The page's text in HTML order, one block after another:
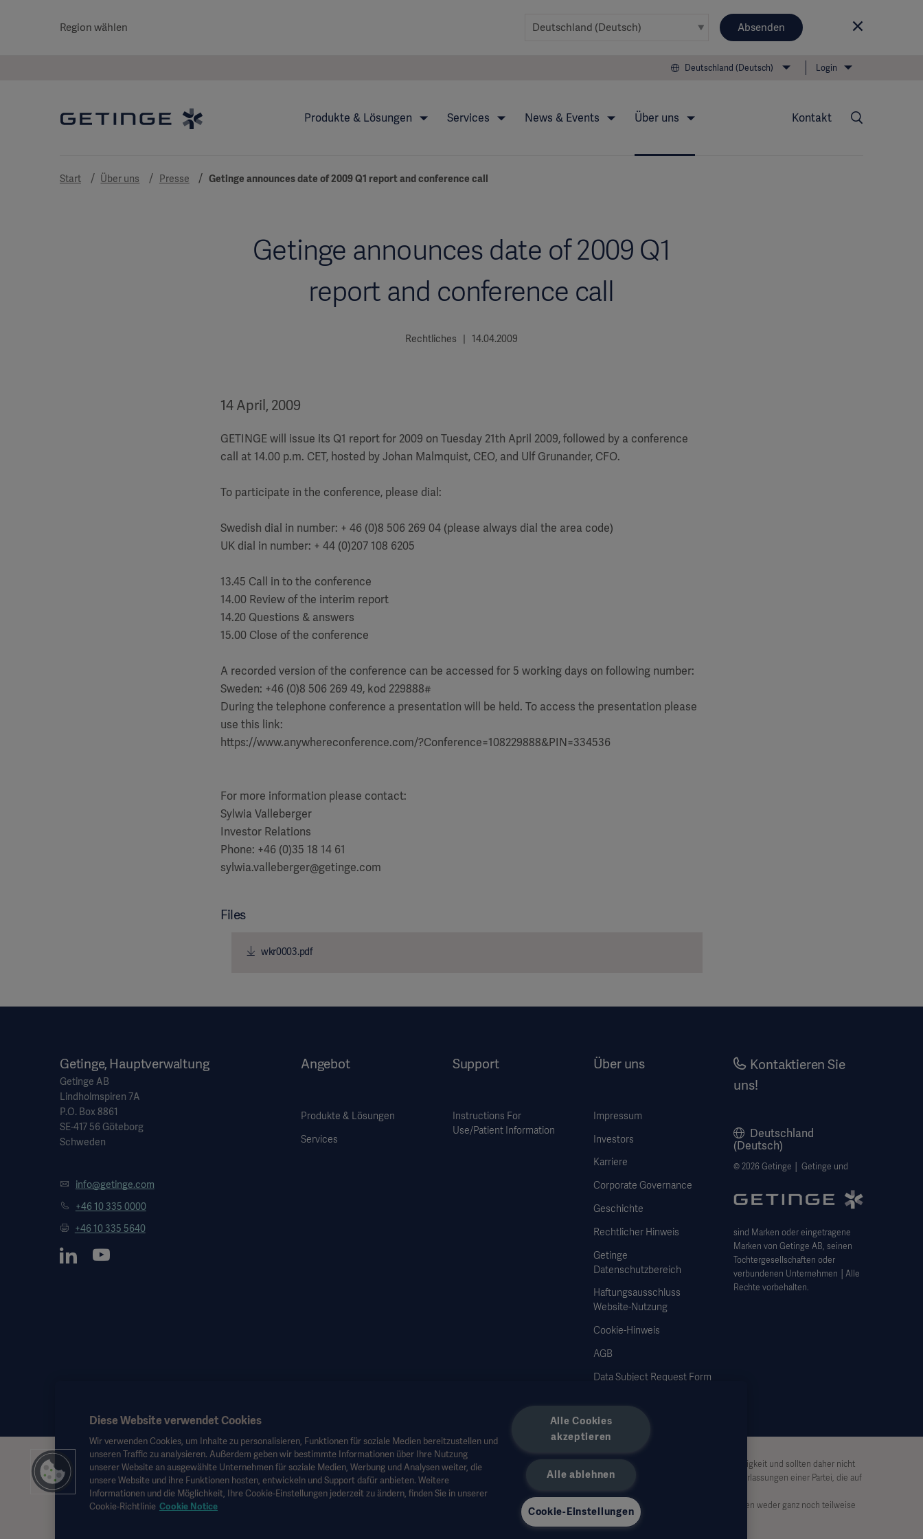
Region wählen Absenden
Deutschland (Deutsch) Login
Produkte & Lösungen Services News & Events Über uns Kontakt
Start Über uns Presse Getinge announces date of 2009 Q1 report and conference call
Getinge announces date of 2009 Q1
report and conference call
Rechtliches | 14.04.2009
14 April, 2009
GETINGE will issue its Q1 report for 2009 on Tuesday 21th April 2009, followed by a conference
call at 14.00 p.m. CET, hosted by Johan Malmquist, CEO, and Ulf Grunander, CFO.
To participate in the conference, please dial:
Swedish dial in number: + 46 (0)8 506 269 04 (please always dial the area code)
UK dial in number: + 44 (0)207 108 6205
13.45 Call in to the conference
14.00 Review of the interim report
14.20 Questions & answers
15.00 Close of the conference
A recorded version of the conference can be accessed for 5 working days on following number:
Sweden: +46 (0)8 506 269 49, kod 229888#
During the telephone conference a presentation will be held. To access the presentation please
use this link:
https://www.anywhereconference.com/?Conference=108229888&PIN=334536
For more information please contact:
Sylwia Valleberger
Investor Relations
Phone: +46 (0)35 18 14 61
sylwia.valleberger@getinge.com
Files
wkr0003.pdf
Getinge, Hauptverwaltung
Getinge AB
Lindholmspiren 7A
P.O. Box 8861
SE-417 56 Göteborg
Schweden
info@getinge.com
+46 10 335 0000
+46 10 335 5640
Angebot
Produkte & Lösungen
Services
Support
Instructions For
Use/Patient Information
Über uns
Impressum
Investors
Karriere
Corporate Governance
Geschichte
Rechtlicher Hinweis
Getinge
Datenschutzbereich
Haftungsausschluss
Website-Nutzung
Cookie-Hinweis
AGB
Data Subject Request Form
Kontaktieren Sie
uns!
Deutschland
(Deutsch)
© 2026 Getinge │ Getinge und
sind Marken oder eingetragene
Marken von Getinge AB, seinen
Tochtergesellschaften oder
verbundenen Unternehmen │Alle
Rechte vorbehalten.
Diese Informationen richten sich ausschließlich an medizinisches Fachpersonal oder andere Fachkreise und dienen nur zu Informationszwecken, erheben keinen Anspruch auf Vollständigkeit und sollten daher nicht
als Ersatz für die Gebrauchsanweisung, das Servicehandbuch oder medizinischen Rat herangezogen werden. Getinge trägt keine Verantwortung oder Haftung für Handlungen oder Unterlassungen einer Partei, die auf
diesem Material basiert und Risiken trägt ausschließlich der Benutzer.
Möglicherweise sind die genannten Therapien, Lösungen oder Produkte in Ihrem Land nicht verfügbar oder erlaubt. Ohne schriftliche Genehmigung von Getinge dürfen die Informationen weder ganz noch teilweise
Diese Website verwendet Cookies
Wir verwenden Cookies, um Inhalte zu personalisieren, Funktionen für soziale Medien bereitzustellen und
unseren Traffic zu analysieren. Außerdem geben wir bestimmte Informationen über Ihre Nutzung
unserer Website an ausgewählte Unternehmen für soziale Medien, Werbung und Analysen weiter, die
unsere Website und ihre Funktionen hosten, entwickeln und Support dafür anbieten. Weitere
Informationen und die Möglichkeit, Ihre Cookie-Einstellungen jederzeit zu ändern, finden Sie in unserer
Cookie-Richtlinie Cookie Notice
Alle Cookies
akzeptieren
Alle ablehnen
Cookie-Einstellungen